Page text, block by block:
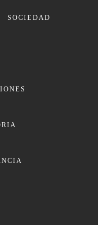
SOCIEDAD
LEIVA